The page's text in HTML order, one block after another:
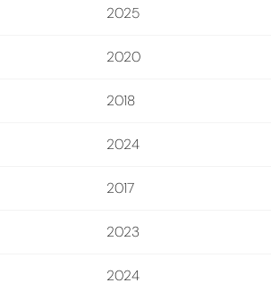
2025
2020
2018
2024
2017
2023
2024